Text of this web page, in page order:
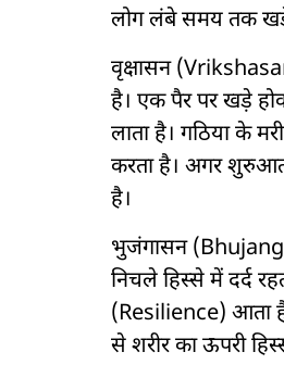
लोग लंबे समय तक खड़े
वृक्षासन
है। एक पैर पर खड़े
लाता है। गठिया के
करता है। अगर शुरुआत
है।
भुजंगासन
निचले हिस्से में दर्द
(Resilience) आता
से शरीर का ऊपरी